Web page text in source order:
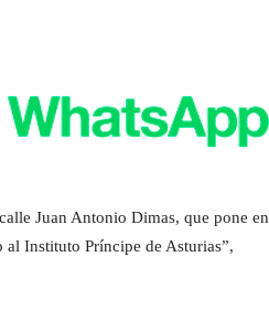
Juan Antonio Dimas, que pone en
al Instituto Príncipe de Asturias”,